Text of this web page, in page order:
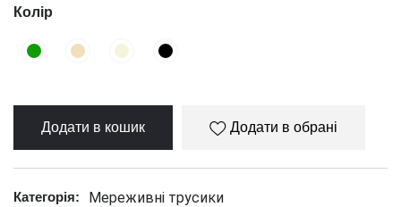
Колір
Додати в кошик Додати в обрані
Категорія: Мереживні трусики